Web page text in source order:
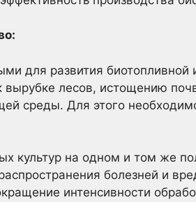
для развития
вырубке лесов, истощению
среды. Для этого
культур на одном и том же
болезней и
интенсивности